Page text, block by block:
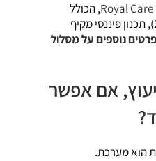
Royal Care, הכולל
זמינות ומענה אישי (כולל 24/7), תכנון פיננסי מקיף
נוספים על מסלול
אם אפשר
הוא מערכת.